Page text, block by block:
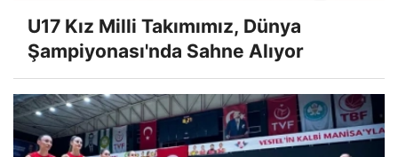
U17 Kız Milli Takımımız, Dünya
Şampiyonası'nda Sahne Alıyor